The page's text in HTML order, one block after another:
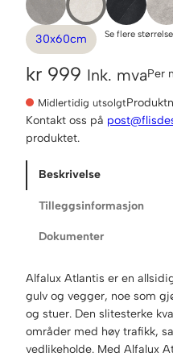
30x60cm Se flere
kr 999 Ink. mvaPer
Midlertidig utsolgt
Kontakt oss på
produktet.
Beskrivelse
Tilleggsinformasjon
Dokumenter
Alfalux Atlantis er en
gulv og vegger, noe som
og stuer. Den slitesterke
områder med høy trafikk,
vedlikeholde. Med Alfalux